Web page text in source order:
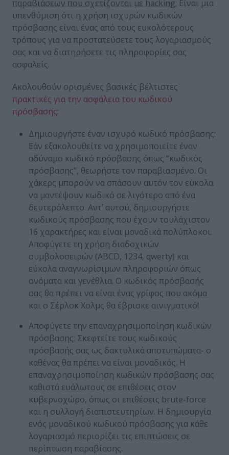
παραβιάσεων που σχετίζονται με hacking; Είναι μια
υπενθύμιση ότι η χρήση ισχυρών κωδικών
πρόσβασης είναι ένας από τους ευκολότερους
τρόπους για να προστατεύσετε τους λογαριασμούς
σας και να διατηρήσετε τις πληροφορίες σας
ασφαλείς.
Ακολουθούν ορισμένες βασικές βέλτιστες
πρακτικές για την ασφάλεια του κωδικού
πρόσβασης:
Δημιουργήστε έναν ισχυρό κωδικό πρόσβασης:
Εάν εξακολουθείτε να χρησιμοποιείτε έναν
αδύναμο κωδικό πρόσβασης όπως “κωδικός
πρόσβασης”, θεωρήστε τον παραβιασμένο. Οι
χάκερς μπορούν να σπάσουν αυτόν τον εύκολα
να μαντέψουν κωδικό σε λιγότερο από ένα
δευτερόλεπτο. Αντ’ αυτού, δημιουργήστε
κωδικούς πρόσβασης που έχουν τουλάχιστον
16 χαρακτήρες και είναι μοναδικά πολύπλοκοι.
Αποφύγετε τη χρήση διαδοχικών
συμβολοσειρών (ABCD, 1234, qwerty) και
εύκολα αναγνωρίσιμων πληροφοριών όπως
ονόματα και γενέθλια. Ο κωδικός πρόσβασής
σας θα πρέπει να είναι ένας γρίφος που ακόμα
και ο Σέρλοκ Χολμς θα έβρισκε αινιγματικό!
Αποφύγετε την επαναχρησιμοποίηση κωδικών
πρόσβασης: Σκεφτείτε τους κωδικούς
πρόσβασής σας ως δακτυλικά αποτυπώματα- ο
καθένας θα πρέπει να είναι μοναδικός. Η
επαναχρησιμοποίηση κωδικών πρόσβασης σας
καθιστά ευάλωτους σε επιθέσεις στον
κυβερνοχώρο, όπως οι επιθέσεις brute-force
και η συλλογή διαπιστευτηρίων. Η δημιουργία
ενός μοναδικού κωδικού πρόσβασης για κάθε
λογαριασμό περιορίζει τις επιπτώσεις σε
περίπτωση παραβίασης.